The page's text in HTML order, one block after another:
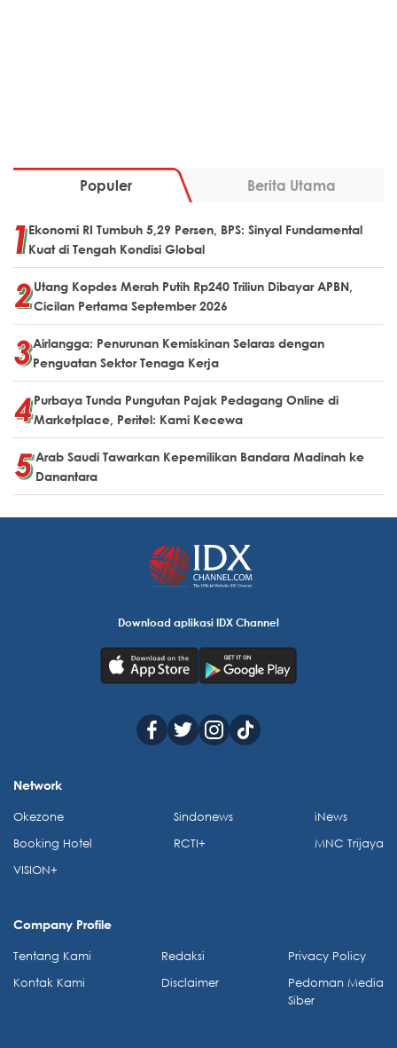
Populer Berita Utama
Ekonomi RI Tumbuh 5,29 Persen, BPS: Sinyal Fundamental
Kuat di Tengah Kondisi Global
Utang Kopdes Merah Putih Rp240 Triliun Dibayar APBN,
Cicilan Pertama September 2026
Airlangga: Penurunan Kemiskinan Selaras dengan
Penguatan Sektor Tenaga Kerja
Purbaya Tunda Pungutan Pajak Pedagang Online di
Marketplace, Peritel: Kami Kecewa
Arab Saudi Tawarkan Kepemilikan Bandara Madinah ke
Danantara
Download aplikasi IDX Channel
Network
Okezone
Booking Hotel
VISION+
Sindonews
RCTI+
iNews
MNC Trijaya
Company Profile
Tentang Kami
Kontak Kami
Redaksi
Disclaimer
Privacy Policy
Pedoman Media
Siber